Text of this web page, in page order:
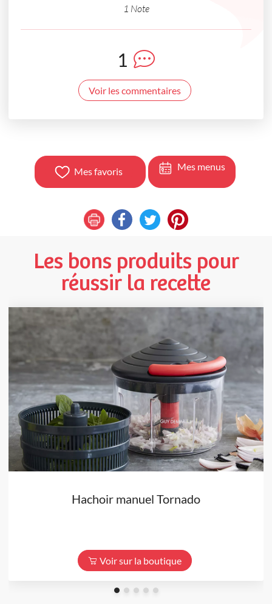
1 Note
1
Voir les commentaires
Mes favoris Mes menus
Les bons produits pour
réussir la recette
Hachoir manuel Tornado
Voir sur la boutique